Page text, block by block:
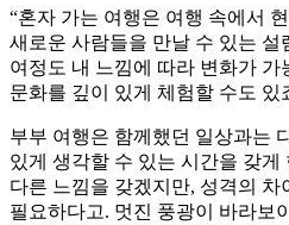
“혼자 가는 여행은 여행 속에서
새로운 사람들을 만날 수 있는 설
여정도 내 느낌에 따라 변화가 가
문화를 깊이 있게 체험할 수도 있
부부 여행은 함께했던 일상과는
있게 생각할 수 있는 시간을 갖
다른 느낌을 갖겠지만, 성격의
필요하다고. 멋진 풍광이 바라보